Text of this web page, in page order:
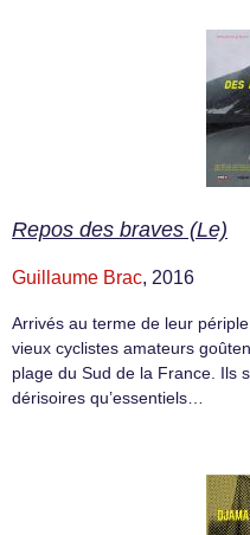
Repos des braves (Le)
Guillaume Brac, 2016
Arrivés au terme de leur
vieux cyclistes amateurs
plage du Sud de la France. Ils
dérisoires qu’essentiels…